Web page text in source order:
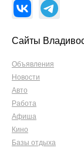
Сайты
Объявления
Новости
Авто
Работа
Афиша
Кино
Базы отдыха